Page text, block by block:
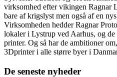
virksomhed efter vikingen Ragnar
bare af krigslyst men også af en
Virksomheden hedder Ragnar
lokaler i Lystrup ved Aarhus, og de
printer. Og så har de ambitioner
3Dprinter i alle større byer i
De seneste nyheder